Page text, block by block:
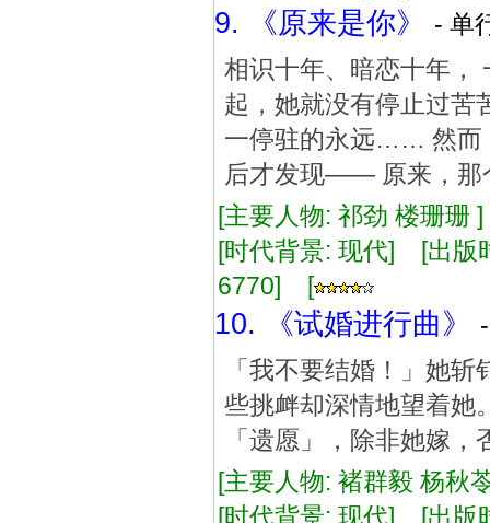
9. 《原来是你》
- 单
相识十年、暗恋十年，
起，她就没有停止过苦
一停驻的永远…… 然而
后才发现—— 原来，
[主要人物: 祁劲 楼珊
[时代背景: 现代] [出
6770] [
10. 《试婚进行曲》
「我不要结婚！」她
些挑衅却深情地望着她
「遗愿」，除非她嫁
[主要人物: 褚群毅 杨
[时代背景: 现代] [出